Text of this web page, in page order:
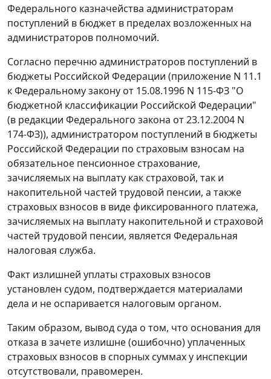
Федерального казначейства администраторам
поступлений в бюджет в пределах возложенных на
администраторов полномочий.
Согласно перечню администраторов поступлений в
бюджеты Российской Федерации (приложение N 11.1
к Федеральному закону от 15.08.1996 N 115-ФЗ "О
бюджетной классификации Российской Федерации"
(в редакции Федерального закона от 23.12.2004 N
174-ФЗ)), администратором поступлений в бюджеты
Российской Федерации по страховым взносам на
обязательное пенсионное страхование,
зачисляемых на выплату как страховой, так и
накопительной частей трудовой пенсии, а также
страховых взносов в виде фиксированного платежа,
зачисляемых на выплату накопительной и страховой
частей трудовой пенсии, является Федеральная
налоговая служба.
Факт излишней уплаты страховых взносов
установлен судом, подтверждается материалами
дела и не оспаривается налоговым органом.
Таким образом, вывод суда о том, что основания для
отказа в зачете излишне (ошибочно) уплаченных
страховых взносов в спорных суммах у инспекции
отсутствовали, правомерен.